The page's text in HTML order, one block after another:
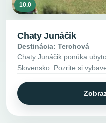
10.0
Chaty Junáčik
Destinácia: Terchová
Chaty Junáčik ponúka
Slovensko. Pozrite si